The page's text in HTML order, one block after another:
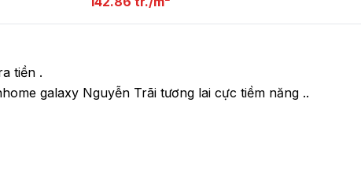
tiền .
galaxy Nguyễn Trãi tương lai cực tiềm năng ..